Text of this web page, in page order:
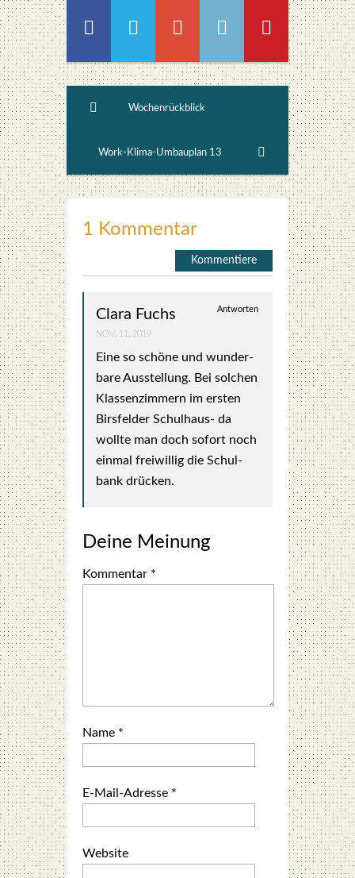
Wochenrückblick
Work-Klima-Umbauplan 13
1 Kommentar
Kommentiere
Clara Fuchs Antworten
NOV. 11, 2019
Eine so schö­ne und wun­der­
ba­re Aus­stel­lung. Bei sol­chen
Klas­sen­zim­mern im ers­ten
Birs­fel­der Schul­haus- da
woll­te man doch sofort noch
ein­mal frei­wil­lig die Schul­
bank drü­cken.
Deine Meinung
Kommentar *
Name *
E-Mail-Adresse *
Website